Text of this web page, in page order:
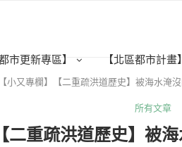
都市更新專區】 【北區都市計畫】
【小又專欄】【二重疏洪道歷史】被海水
所有文章
二重疏洪道歷史】被